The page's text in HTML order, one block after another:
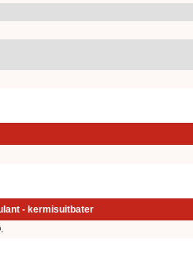
- kermisuitbater